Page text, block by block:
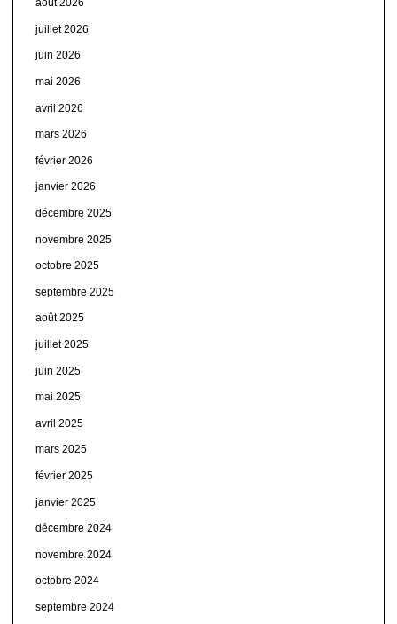
août 2026
juillet 2026
juin 2026
mai 2026
avril 2026
mars 2026
février 2026
janvier 2026
décembre 2025
novembre 2025
octobre 2025
septembre 2025
août 2025
juillet 2025
juin 2025
mai 2025
avril 2025
mars 2025
février 2025
janvier 2025
décembre 2024
novembre 2024
octobre 2024
septembre 2024